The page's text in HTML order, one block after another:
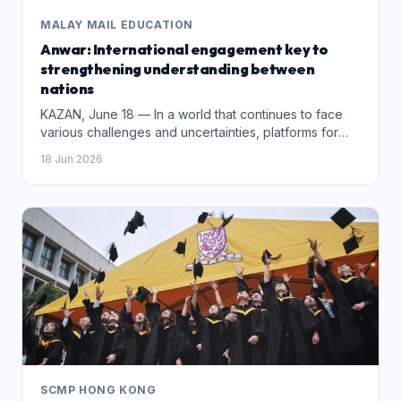
MALAY MAIL EDUCATION
Anwar: International engagement key to
strengthening understanding between
nations
KAZAN, June 18 — In a world that continues to face
various challenges and uncertainties, platforms for
Commemorative Summit and bilateral relations
between countries, are highly meaningful for
Minister Datuk Seri Anwar Ibrahim. He said such
summits are also important for building trust and
exploring areas of cooperation that can deliver
mutual benefits to Asean member states and Russia.
Speaking after attending a gala dinner hosted by
President Vladimir Putin at the Asean-Russia
Commemorative Summit, Anwar said the event
provided an opportunity to foster closer ties among
participating leaders. “The event not only showcased
Russia’s rich culture, history and heritage, but also
18 Jun 2026
SCMP HONG KONG